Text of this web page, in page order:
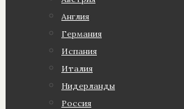
Англия
Германия
Испания
Италия
Нидерланды
Россия